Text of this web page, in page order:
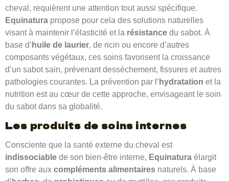
cheval, requièrent une attention tout aussi spécifique.
Equinatura propose pour cela des solutions naturelles
visant à maintenir l’élasticité et la résistance du sabot. À
base d’ huile de laurier, de ricin ou encore d’autres
composants végétaux, ces soins favorisent la croissance
d’un sabot sain, prévenant dessèchement, fissures et autres
pathologies courantes. La prévention par l’ hydratation et la
nutrition est au cœur de cette approche, envisageant le soin
du sabot dans sa globalité.
Les produits de soins internes
Consciente que la santé externe du cheval est
indissociable de son bien-être interne, Equinatura élargit
son offre aux compléments alimentaires naturels. À base